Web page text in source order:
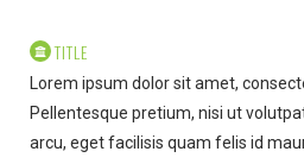
TITLE
Lorem ipsum dolor sit amet,
Pellentesque pretium, nisi ut
arcu, eget facilisis quam felis id